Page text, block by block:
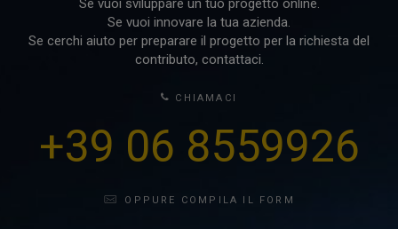
Se vuoi sviluppare un tuo progetto online.
Se vuoi innovare la tua azienda.
Se cerchi aiuto per preparare il progetto per la richiesta del
contributo, contattaci.
CHIAMACI
+39 06 8559926
OPPURE COMPILA IL FORM